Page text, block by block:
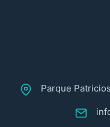
Parque